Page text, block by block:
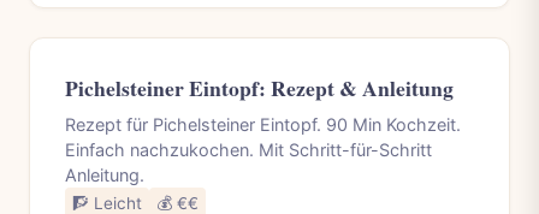
Pichelsteiner Eintopf: Rezept & Anleitung
Rezept für Pichelsteiner Eintopf. 90 Min Kochzeit.
Einfach nachzukochen. Mit Schritt-für-Schritt
Anleitung.
🧗 Leicht 💰 €€